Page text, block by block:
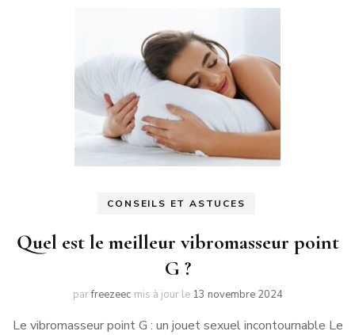
CONSEILS ET ASTUCES
Quel est le meilleur vibromasseur point
G ?
parfreezeec mis à jour le 13 novembre 2024
Le vibromasseur point G : un jouet sexuel incontournable Le